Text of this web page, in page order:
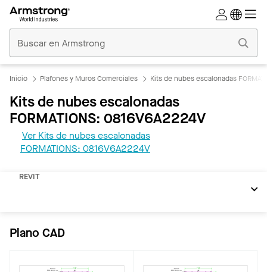
Comerciales
Inicio
Inicio Plafones y Muros Comerciales Kits de nubes escalonadas
Kits de nubes escalonadas
FORMATIONS: 0816V6A2224V
Ver Kits de nubes escalonadas
FORMATIONS: 0816V6A2224V
REVIT
Plano CAD